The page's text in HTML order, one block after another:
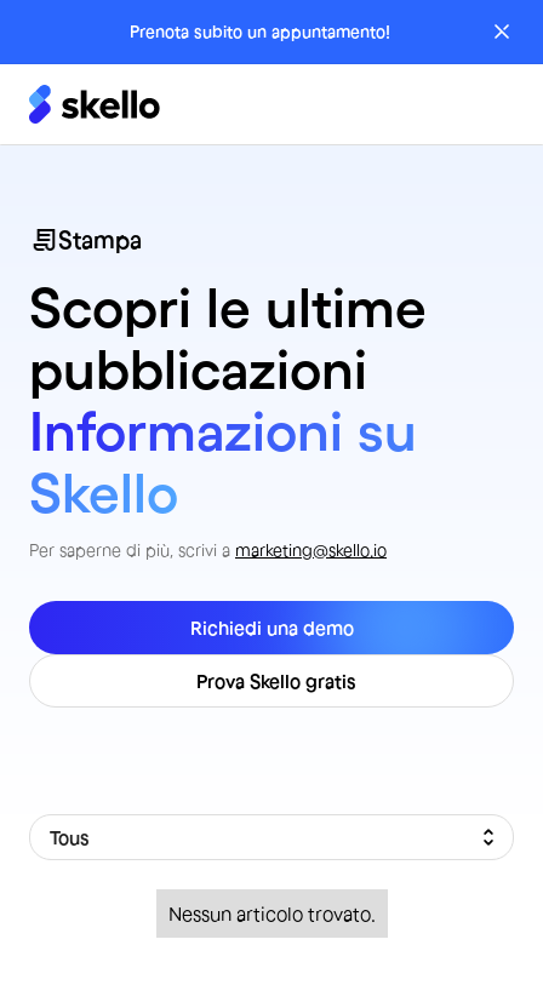
Prenota subito un appuntamento!
Stampa
Scopri le ultime
pubblicazioni
Informazioni su
Skello
Per saperne di più, scrivi a marketing@skello.io
Richiedi una demo
Prova Skello gratis
Tous
Nessun articolo trovato.